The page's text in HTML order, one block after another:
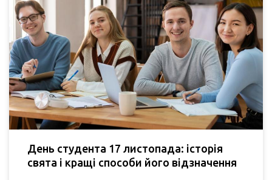
День студента 17 листопада: історія
свята і кращі способи його відзначення